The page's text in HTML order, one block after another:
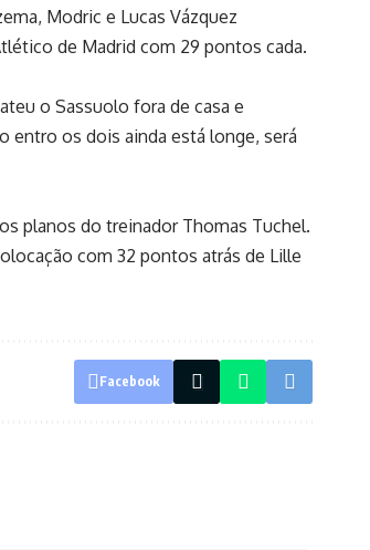
Modric e Lucas Vázquez
de Madrid com 29 pontos cada.
o Sassuolo fora de casa e
entro os dois ainda está longe, será
planos do treinador Thomas Tuchel.
com 32 pontos atrás de Lille
Facebook